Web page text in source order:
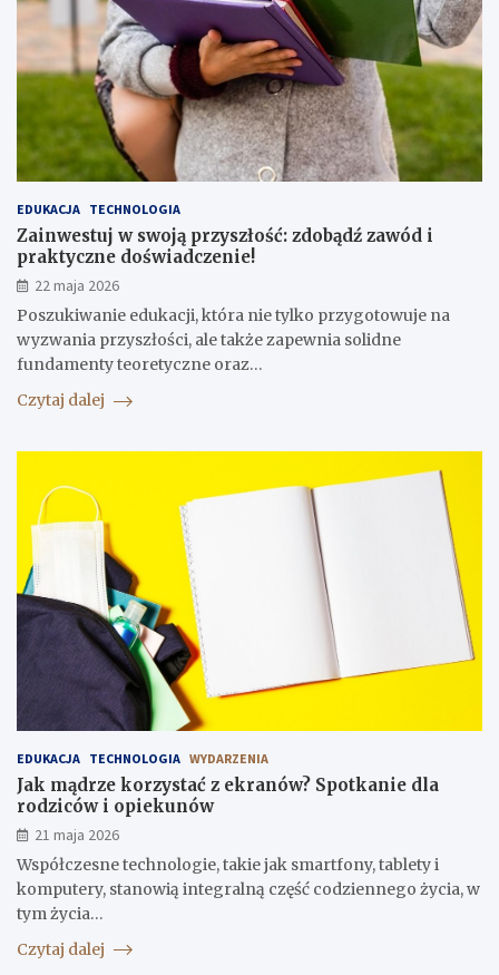
EDUKACJA TECHNOLOGIA
Zainwestuj w swoją przyszłość: zdobądź zawód i
praktyczne doświadczenie!
22 maja 2026
Poszukiwanie edukacji, która nie tylko przygotowuje na
wyzwania przyszłości, ale także zapewnia solidne
fundamenty teoretyczne oraz…
Czytaj dalej
EDUKACJA TECHNOLOGIA WYDARZENIA
Jak mądrze korzystać z ekranów? Spotkanie dla
rodziców i opiekunów
21 maja 2026
Współczesne technologie, takie jak smartfony, tablety i
komputery, stanowią integralną część codziennego życia, w
tym życia…
Czytaj dalej